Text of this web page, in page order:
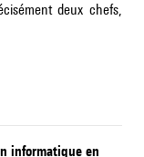
deux chefs,
informatique en